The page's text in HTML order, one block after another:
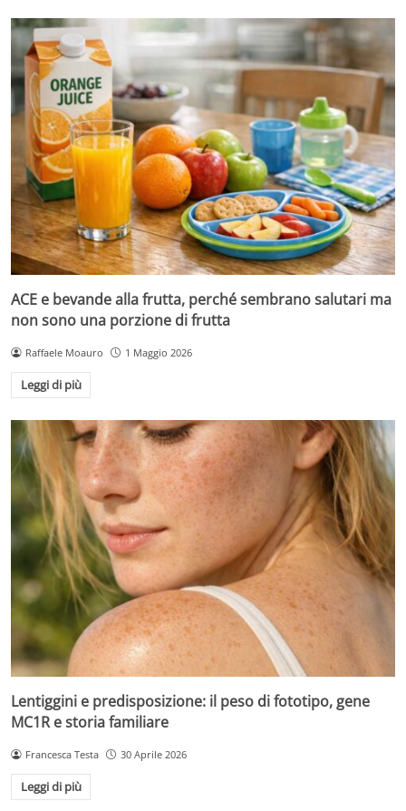
ACE e bevande alla frutta, perché sembrano salutari ma
non sono una porzione di frutta
Raffaele Moauro 1 Maggio 2026
Leggi di più
Lentiggini e predisposizione: il peso di fototipo, gene
MC1R e storia familiare
Francesca Testa 30 Aprile 2026
Leggi di più